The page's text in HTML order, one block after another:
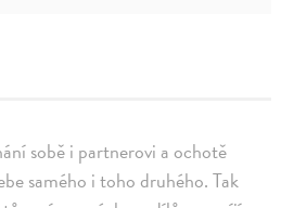
sobě i partnerovi a ochotě
samého i toho druhého. Tak